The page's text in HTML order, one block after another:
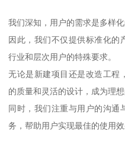
我们深知，用户的需求是多样化
因此，我们不仅提供标准化的
行业和层次用户的特殊要求。
无论是新建项目还是改造工程
的质量和灵活的设计，成为理想
同时，我们注重与用户的沟通
务，帮助用户实现最佳的使用效